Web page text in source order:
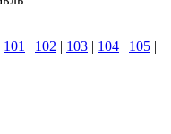
101 | 102 | 103 | 104 | 105 |